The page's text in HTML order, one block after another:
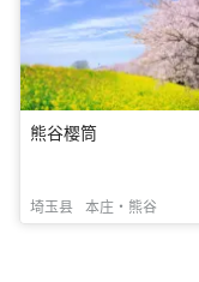
熊谷樱筒
埼玉县 本庄・熊谷